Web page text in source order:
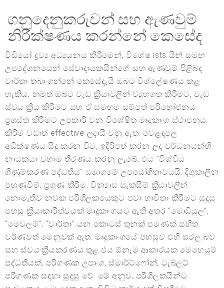
ගනුදෙනුකරුවන් සහ ඇණවුම්
නිරීක්ෂණය කරන්නේ කෙසේද
වීඩියෝ ද්‍රව්‍ය අධ්‍යයනය කිරීමෙන්, විශේෂ ists යින් සමඟ
උපදේශනයෙන් සේවාදායකයින්ගේ සහ ඇණවුම් පිළිබඳ
වාර්තා තබා ගන්නේ කෙසේදැයි ඔබට විශ්ලේෂණය කළ
හැකිය, නමුත් ඔබට වැඩ ක්‍රියාවලීන් ව්‍යුහගත කිරීමට, වැඩ
ස්වයංක්‍රීය කිරීමට සහ ඒ සමඟම සම්පත් පරිභෝජනය
ප්‍රශස්ත කිරීමට උපකාරී වන විශේෂිත මෘදුකාංග ස්ථාපනය
කිරීම වඩාත් effective ලදායී වනු ඇත. වෙළඳපල
අධීක්ෂණය සිදු කරන විට, ඉදිරිපත් කරන ලද වර්ධනයන්හි
නායකයා වහාම තීරණය කරනු ලැබේ, එය "විශ්වීය
ගිණුම්කරණ පද්ධතිය" සමාගමේ උපයෝගීතාවයයි. දිගුකාලීන
පුහුණුවීම්, ප්‍රගුණ කිරීම, වින්‍යාස සැකසීම් ක්‍රියාවලීන්
නොමැතිව නවක පරිශීලකයෙකුට පවා භාවිතා කිරීමට සුදුසු
පහසු ක්‍රියාකාරීත්වයක් මෘදුකාංගයට ඇති අතර “මොඩියුල”,
“මෙවලම්”, “වාර්තා” යන කොටස් තුනක් පමණක් සහිත
වර්ණවත් මෙනුවක් ඇත. මෘදුකාංගයේ පහසුව එහි සරල බව
සහ ස්වයංක්‍රීයකරණය තුළ එය ඕනෑම ආකාරයක මෙහෙයුම්
පද්ධතියක්, පරිගණක උපාංග, ස්මාර්ට්ෆෝන්, ටැබ්ලට්
පරිගණක සඳහා සුදුසු වේ. මේ අනුව, පරිශීලකයින්ට